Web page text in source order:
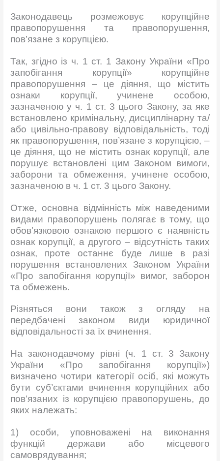
Законодавець розмежовує корупційне
правопорушення та правопорушення,
пов’язане з корупцією.
Так, згідно із ч. 1 ст. 1 Закону України «Про
запобігання корупції» корупційне
правопорушення – це діяння, що містить
ознаки корупції, учинене особою,
зазначеною у ч. 1 ст. 3 цього Закону, за яке
встановлено кримінальну, дисциплінарну та/
або цивільно-правову відповідальність, тоді
як правопорушення, пов’язане з корупцією, –
це діяння, що не містить ознак корупції, але
порушує встановлені цим Законом вимоги,
заборони та обмеження, учинене особою,
зазначеною в ч. 1 ст. 3 цього Закону.
Отже, основна відмінність між наведеними
видами правопорушень полягає в тому, що
обов’язковою ознакою першого є наявність
ознак корупції, а другого – відсутність таких
ознак, проте останнє буде лише в разі
порушення встановлених Законом України
«Про запобігання корупції» вимог, заборон
та обмежень.
Різняться вони також з огляду на
передбачені законом види юридичної
відповідальності за їх вчинення.
На законодавчому рівні (ч. 1 ст. 3 Закону
України «Про запобігання корупції»)
визначено чотири категорії осіб, які можуть
бути суб’єктами вчинення корупційних або
пов’язаних із корупцією правопорушень, до
яких належать:
1) особи, уповноважені на виконання
функцій держави або місцевого
самоврядування;